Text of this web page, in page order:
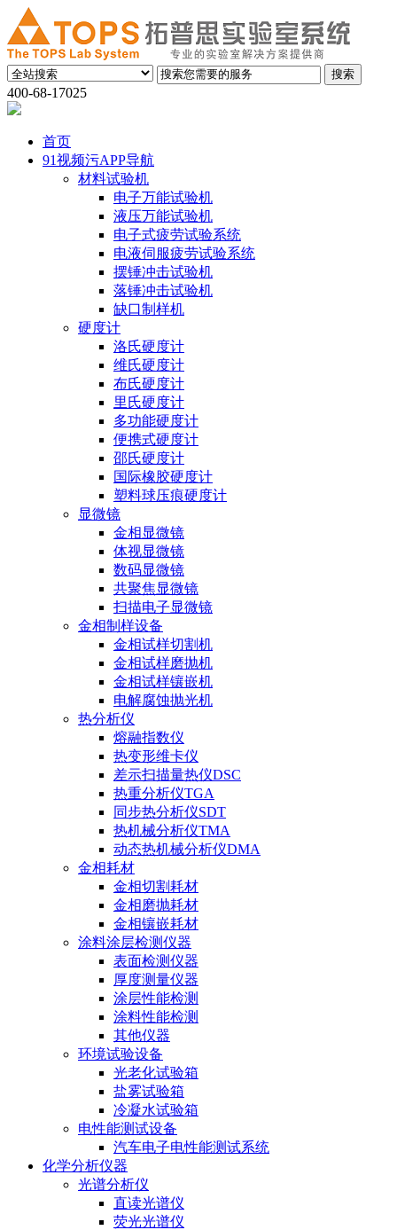
400-68-17025
首页
91视频污APP导航
材料试验机
电子万能试验机
液压万能试验机
电子式疲劳试验系统
电液伺服疲劳试验系统
摆锤冲击试验机
落锤冲击试验机
缺口制样机
硬度计
洛氏硬度计
维氏硬度计
布氏硬度计
里氏硬度计
多功能硬度计
便携式硬度计
邵氏硬度计
国际橡胶硬度计
塑料球压痕硬度计
显微镜
金相显微镜
体视显微镜
数码显微镜
共聚焦显微镜
扫描电子显微镜
金相制样设备
金相试样切割机
金相试样磨抛机
金相试样镶嵌机
电解腐蚀抛光机
热分析仪
熔融指数仪
热变形维卡仪
差示扫描量热仪DSC
热重分析仪TGA
同步热分析仪SDT
热机械分析仪TMA
动态热机械分析仪DMA
金相耗材
金相切割耗材
金相磨抛耗材
金相镶嵌耗材
涂料涂层检测仪器
表面检测仪器
厚度测量仪器
涂层性能检测
涂料性能检测
其他仪器
环境试验设备
光老化试验箱
盐雾试验箱
冷凝水试验箱
电性能测试设备
汽车电子电性能测试系统
化学分析仪器
光谱分析仪
直读光谱仪
荧光光谱仪